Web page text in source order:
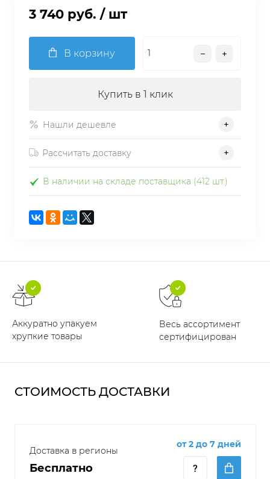
3 740 руб. / шт
В корзину
Купить в 1 клик
Нашли дешевле
Рассчитать доставку
В наличии на складе поставщика (412 шт.)
Аккуратно упакуем
хрупкие товары
Весь ассортимент
сертифицирован
СТОИМОСТЬ ДОСТАВКИ
Доставка в регионы
Бесплатно
от 2 до 7 дней